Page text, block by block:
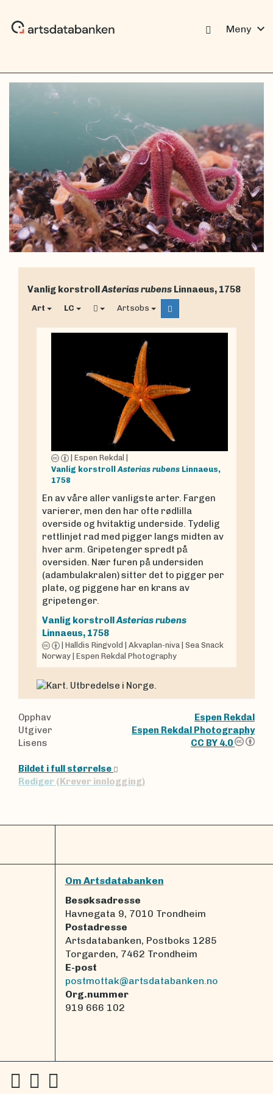
Meny expand_more
Vanlig korstrollAsterias rubens Linnaeus, 1758
Art LC Artsobs
| Espen Rekdal |
Vanlig korstroll Asterias rubens Linnaeus,
1758
En av våre aller vanligste arter. Fargen
varierer, men den har ofte rødlilla
overside og hvitaktig underside. Tydelig
rettlinjet rad med pigger langs midten av
hver arm. Gripetenger spredt på
oversiden. Nær furen på undersiden
(adambulakralen) sitter det to pigger per
plate, og piggene har en krans av
gripetenger.
Vanlig korstrollAsterias rubens
Linnaeus, 1758
| Halldis Ringvold | Akvaplan-niva | Sea Snack
Norway | Espen Rekdal Photography
Opphav
Espen Rekdal
Utgiver
Espen Rekdal Photography
Lisens
CC BY 4.0
Bildet i full størrelse
Rediger (Krever innlogging)
Om Artsdatabanken
Besøksadresse
Havnegata 9, 7010 Trondheim
Postadresse
Artsdatabanken, Postboks 1285
Torgarden, 7462 Trondheim
E-post
postmottak@artsdatabanken.no
Org.nummer
919 666 102